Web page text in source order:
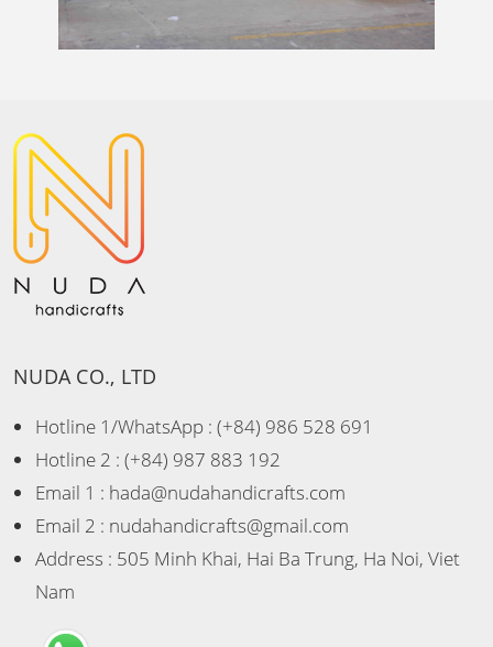
NUDA CO., LTD
Hotline 1/WhatsApp : (+84) 986 528 691
Hotline 2 : (+84) 987 883 192
Email 1 : hada@nudahandicrafts.com
Email 2 : nudahandicrafts@gmail.com
Address : 505 Minh Khai, Hai Ba Trung, Ha Noi, Viet
Nam